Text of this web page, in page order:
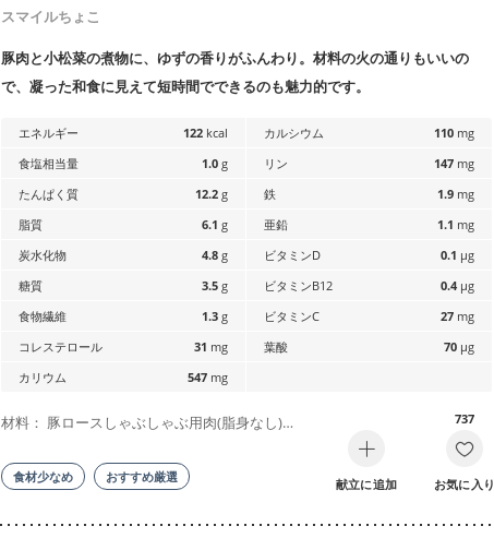
スマイルちょこ
豚肉と小松菜の煮物に、ゆずの香りがふんわり。材料の火の通りもいいの
で、凝った和食に見えて短時間でできるのも魅力的です。
エネルギー 122 kcal
食塩相当量
1.0 g
たんぱく質
12.2 g
脂質
6.1 g
炭水化物
4.8 g
糖質
3.5 g
食物繊維
1.3 g
コレステロール
31 mg
カリウム
547 mg
カルシウム 110 mg
リン
147 mg
鉄
1.9 mg
亜鉛
1.1 mg
ビタミンD
0.1 µg
ビタミンB12
0.4 µg
ビタミンC
27 mg
葉酸
70 µg
材料： 豚ロースしゃぶしゃぶ用肉(脂身なし)…
食材少なめ おすすめ厳選 献立に追加
737
お気に入り